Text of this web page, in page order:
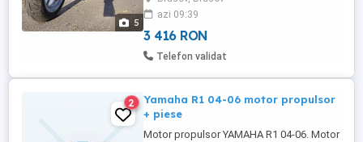
5
azi 09:39
3 416 RON
Telefon validat
2
Yamaha R1 04-06 motor propulsor
+ piese
Motor propulsor YAMAHA R1 04-06. Motor